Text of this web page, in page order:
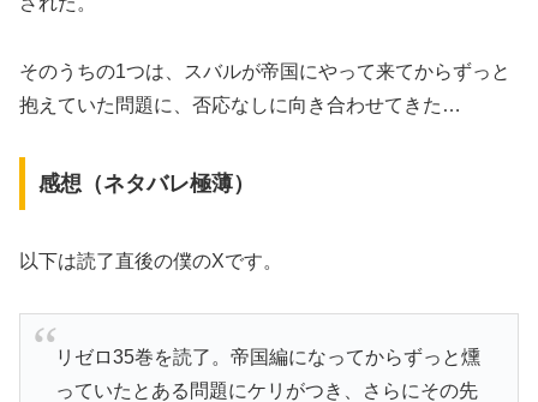
そのうちの1つは、スバルが帝国にやって来てからずっと
抱えていた問題に、否応なしに向き合わせてきた…
感想（ネタバレ極薄）
以下は読了直後の僕のXです。
リゼロ35巻を読了。帝国編になってからずっと燻
っていたとある問題にケリがつき、さらにその先